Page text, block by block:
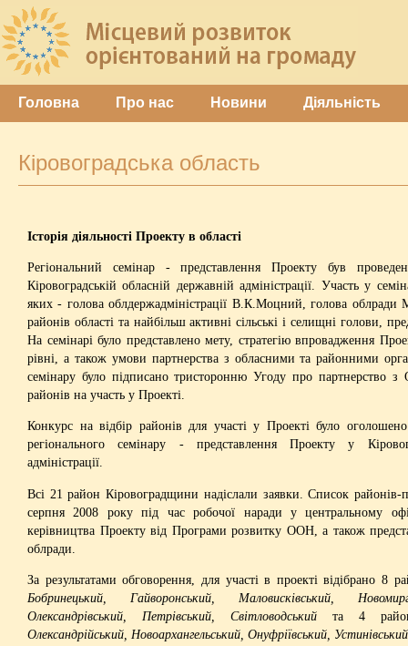
Головна Про нас Новини Діяльність
Кіровоградська область
Історія діяльності Проекту в області
Регіональний семінар - представлення Проекту був
Кіровоградській обласній державній адміністрації. Участь у
яких - голова облдержадміністрації В.К.Моцний, голова
районів області та найбільш активні сільські і селищні голови,
На семінарі було представлено мету, стратегію впровадження
рівні, а також умови партнерства з обласними та районними
семінару було підписано тристоронню Угоду про партнерство
районів на участь у Проекті.
Конкурс на відбір районів для участі у Проекті було
регіонального семінару - представлення Проекту у
адміністрації.
Всі 21 район Кіровоградщини надіслали заявки. Список районів-
серпня 2008 року під час робочої наради у центральному
керівництва Проекту від Програми розвитку ООН, а також
облради.
За результатами обговорення, для участі в проекті відібрано 8
Бобринецький, Гайворонський, Маловисківський,
Олександрівський, Петрівський, Світловодський та 4
Олександрійський, Новоархангельський, Онуфріївський,